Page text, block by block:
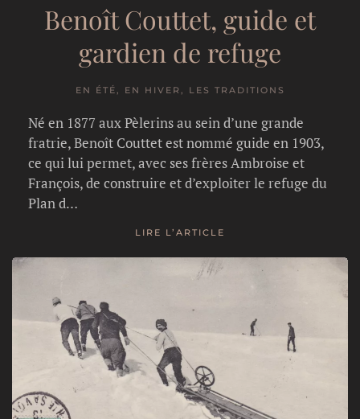
Benoît Couttet, guide et
gardien de refuge
EN ÉTÉ, EN HIVER, LES TRADITIONS
Né en 1877 aux Pèlerins au sein d’une grande
fratrie, Benoît Couttet est nommé guide en 1903,
ce qui lui permet, avec ses frères Ambroise et
François, de construire et d’exploiter le refuge du
Plan d…
LIRE L’ARTICLE